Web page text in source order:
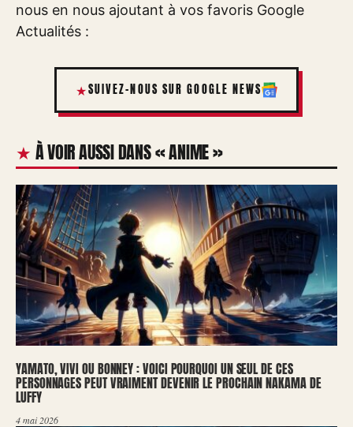
nous en nous ajoutant à vos favoris Google
Actualités :
SUIVEZ-NOUS SUR GOOGLE NEWS
À VOIR AUSSI DANS « ANIME »
YAMATO, VIVI OU BONNEY : VOICI POURQUOI UN SEUL DE CES
PERSONNAGES PEUT VRAIMENT DEVENIR LE PROCHAIN NAKAMA DE
LUFFY
4 mai 2026